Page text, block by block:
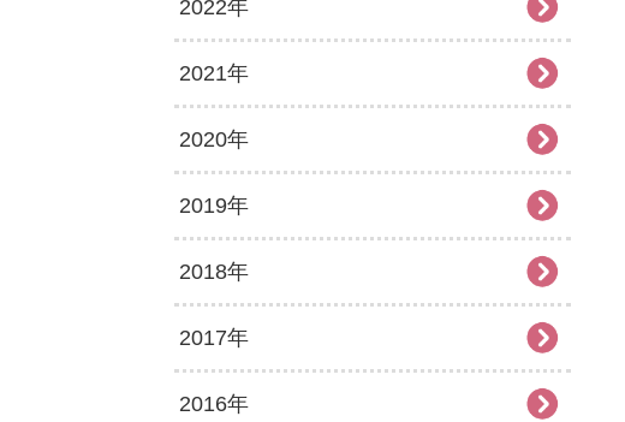
2026年4月
2026年3月
2026年2月
2026年1月
2025年10月
2025年9月
2025年8月
2025年7月
2025年6月
2025年5月
2025年4月
2024年11月
2024年10月
2024年9月
2024年8月
2024年7月
2024年6月
2024年5月
2023年12月
2023年11月
2023年10月
2023年9月
2023年8月
2023年7月
2023年6月
2022年
2022年12月
2022年11月
2022年10月
2022年9月
2022年8月
2022年7月
2021年
2021年12月
2021年11月
2021年10月
2021年9月
2021年8月
2020年
2020年12月
2020年11月
2020年10月
2020年9月
2019年
2019年12月
2019年11月
2019年10月
2018年
2018年12月
2018年11月
2017年
2017年12月
2016年